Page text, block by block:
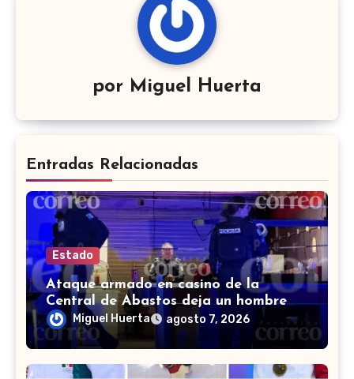
por Miguel Huerta
Entradas Relacionadas
Estado
Ataque armado en casino de la
Central de Abastos deja un hombre
muerto en León
Miguel Huerta agosto 7, 2026